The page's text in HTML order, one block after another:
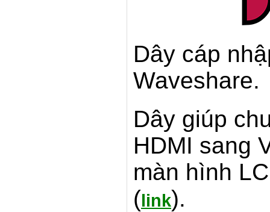
Dây cáp
Waveshare.
Dây giúp
HDMI sang
màn hình
(link).